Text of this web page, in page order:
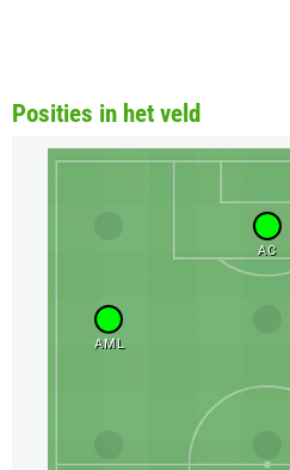
Posities in het veld
AC
AML